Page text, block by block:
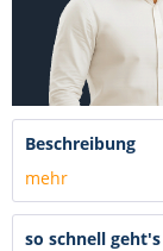
Beschreibung
mehr
so schnell geht's